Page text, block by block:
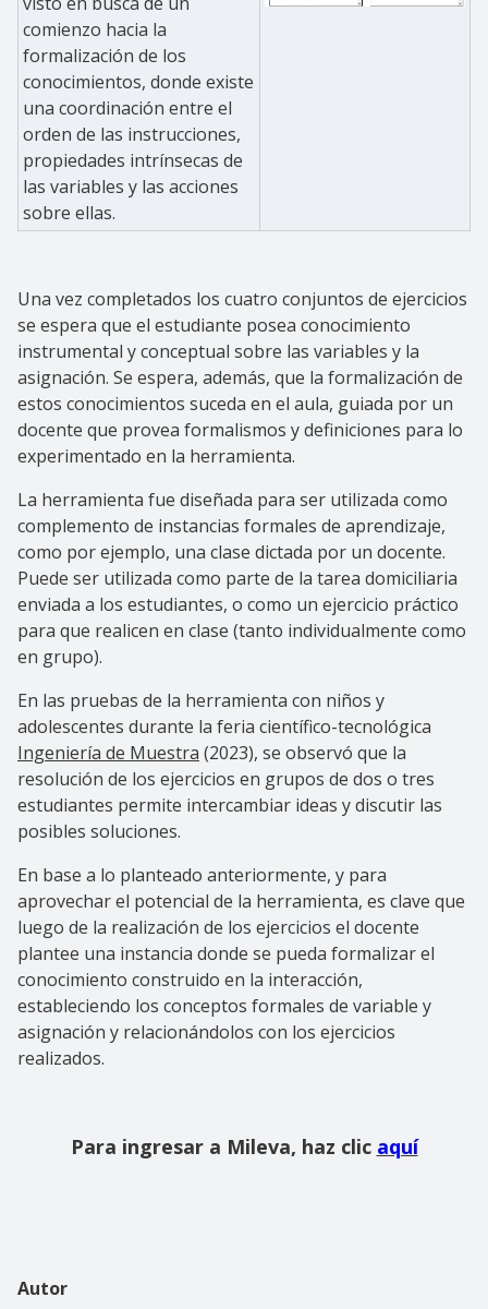
comienzo hacia la
formalización de los
conocimientos, donde existe
una coordinación entre el
orden de las instrucciones,
propiedades intrínsecas de
las variables y las acciones
sobre ellas.
Una vez completados los cuatro conjuntos de ejercicios
se espera que el estudiante posea conocimiento
instrumental y conceptual sobre las variables y la
asignación. Se espera, además, que la formalización de
estos conocimientos suceda en el aula, guiada por un
docente que provea formalismos y definiciones para lo
experimentado en la herramienta.
La herramienta fue diseñada para ser utilizada como
complemento de instancias formales de aprendizaje,
como por ejemplo, una clase dictada por un docente.
Puede ser utilizada como parte de la tarea domiciliaria
enviada a los estudiantes, o como un ejercicio práctico
para que realicen en clase (tanto individualmente como
en grupo).
En las pruebas de la herramienta con niños y
adolescentes durante la feria científico-tecnológica
Ingeniería de Muestra (2023), se observó que la
resolución de los ejercicios en grupos de dos o tres
estudiantes permite intercambiar ideas y discutir las
posibles soluciones.
En base a lo planteado anteriormente, y para
aprovechar el potencial de la herramienta, es clave que
luego de la realización de los ejercicios el docente
plantee una instancia donde se pueda formalizar el
conocimiento construido en la interacción,
estableciendo los conceptos formales de variable y
asignación y relacionándolos con los ejercicios
realizados.
Para ingresar a Mileva, haz clic aquí
Autor